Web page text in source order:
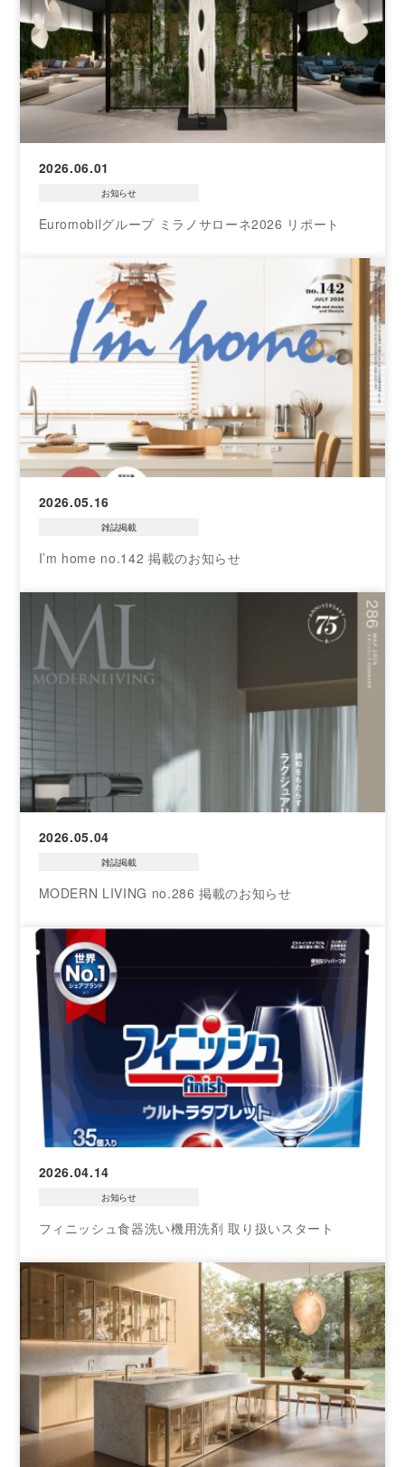
2026.06.01
お知らせ
Euromobilグループ ミラノサローネ2026 リポート
2026.05.16
雑誌掲載
I’m home no.142 掲載のお知らせ
2026.05.04
雑誌掲載
MODERN LIVING no.286 掲載のお知らせ
2026.04.14
お知らせ
フィニッシュ食器洗い機用洗剤 取り扱いスタート